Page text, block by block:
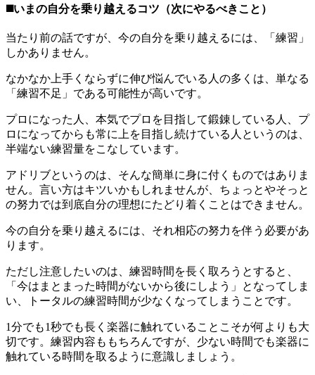
◼️いまの自分を乗り越えるコツ（次にやるべきこと）
当たり前の話ですが、今の自分を乗り越えるには、「練習」
しかありません。
なかなか上手くならずに伸び悩んでいる人の多くは、単なる
「練習不足」である可能性が高いです。
プロになった人、本気でプロを目指して鍛錬している人、プ
ロになってからも常に上を目指し続けている人というのは、
半端ない練習量をこなしています。
アドリブというのは、そんな簡単に身に付くものではありま
せん。言い方はキツいかもしれませんが、ちょっとやそっと
の努力では到底自分の理想にたどり着くことはできません。
今の自分を乗り越えるには、それ相応の努力を伴う必要があ
ります。
ただし注意したいのは、練習時間を長く取ろうとすると、
「今はまとまった時間がないから後にしよう」となってしま
い、トータルの練習時間が少なくなってしまうことです。
1分でも1秒でも長く楽器に触れていることこそが何よりも大
切です。練習内容ももちろんですが、少ない時間でも楽器に
触れている時間を取るように意識しましょう。